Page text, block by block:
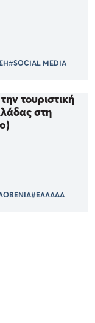
#SOCIAL MEDIA
τουριστική
στη
#ΕΛΛΑΔΑ